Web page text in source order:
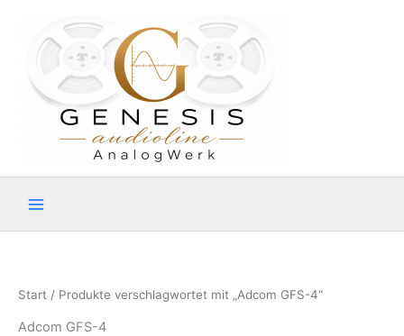
springen
Start / Produkte verschlagwortet mit „Adcom GFS-4“
Adcom GFS-4